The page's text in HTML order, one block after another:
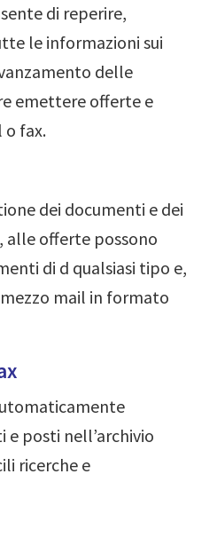
di reperire,
le informazioni sui
delle
emettere offerte e
o fax.
dei documenti e dei
alle offerte possono
di d qualsiasi tipo e,
mail in formato
posti nell’archivio
ricerche e